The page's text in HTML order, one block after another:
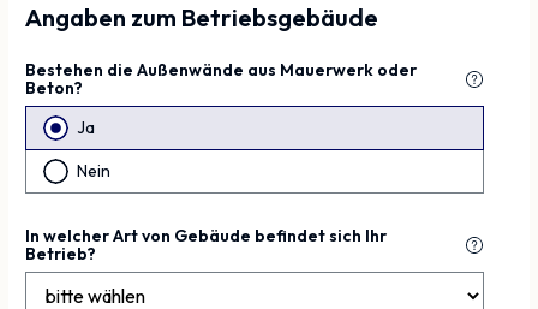
Angaben zum Betriebsgebäude
Bestehen die Außenwände aus Mauerwerk oder
Beton?
Ja
Nein
In welcher Art von Gebäude befindet sich Ihr
Betrieb?